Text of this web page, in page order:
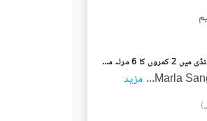
گلبہار سکیم - سیکٹر 1 گلبہار سکیم,راولپنڈی میں 2 کمروں کا 6 مرلہ مکان 1.4 کروڑ میں برائے فروخت۔
... مزید